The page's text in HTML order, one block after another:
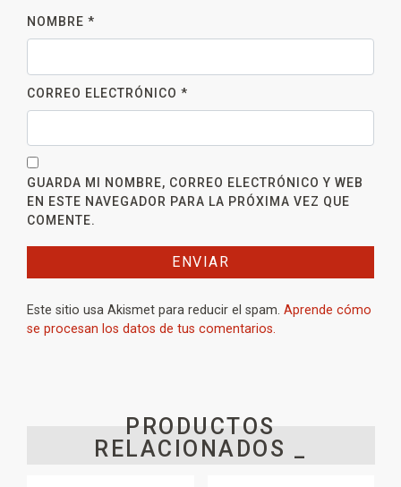
NOMBRE *
CORREO ELECTRÓNICO *
GUARDA MI NOMBRE, CORREO ELECTRÓNICO Y WEB
EN ESTE NAVEGADOR PARA LA PRÓXIMA VEZ QUE
COMENTE.
Este sitio usa Akismet para reducir el spam. Aprende cómo
se procesan los datos de tus comentarios.
PRODUCTOS
RELACIONADOS _